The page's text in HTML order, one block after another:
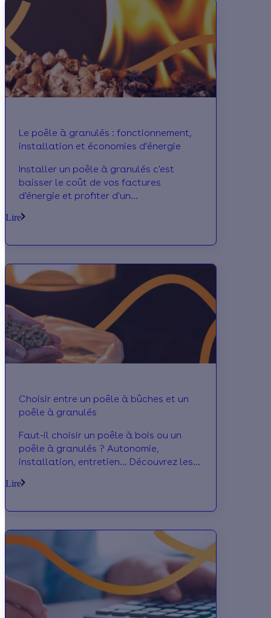
Le poêle à granulés : fonctionnement,
installation et économies d’énergie
Installer un poêle à granulés c'est
baisser le coût de vos factures
d'énergie et profiter d'un
aller jusqu'à 80% !!
Lire
Choisir entre un poêle à bûches et un
poêle à granulés
Faut-il choisir un poêle à bois ou un
poêle à granulés ? Autonomie,
installation, entretien... Découvrez les
poêle !
Lire